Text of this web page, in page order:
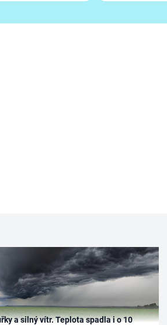
a silný vítr. Teplota spadla i o 10